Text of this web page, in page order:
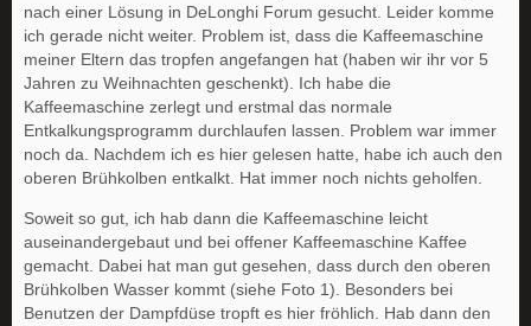
nach einer Lösung in DeLonghi Forum gesucht. Leider komme
ich gerade nicht weiter. Problem ist, dass die Kaffeemaschine
meiner Eltern das tropfen angefangen hat (haben wir ihr vor 5
Jahren zu Weihnachten geschenkt). Ich habe die
Kaffeemaschine zerlegt und erstmal das normale
Entkalkungsprogramm durchlaufen lassen. Problem war immer
noch da. Nachdem ich es hier gelesen hatte, habe ich auch den
oberen Brühkolben entkalkt. Hat immer noch nichts geholfen.
Soweit so gut, ich hab dann die Kaffeemaschine leicht
auseinandergebaut und bei offener Kaffeemaschine Kaffee
gemacht. Dabei hat man gut gesehen, dass durch den oberen
Brühkolben Wasser kommt (siehe Foto 1). Besonders bei
Benutzen der Dampfdüse tropft es hier fröhlich. Hab dann den